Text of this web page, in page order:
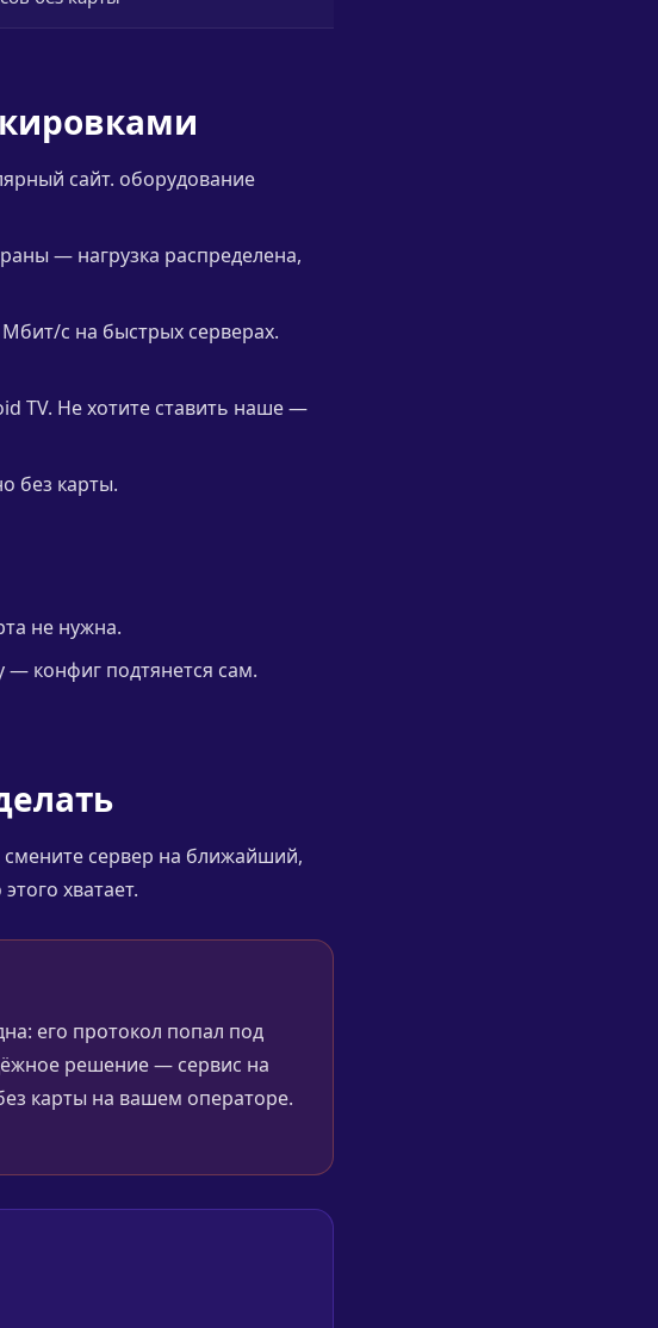
сайт. оборудование
— нагрузка распределена,
с на быстрых серверах.
TV. Не хотите ставить наше —
без карты.
не нужна.
конфиг подтянется сам.
сервер на ближайший,
хватает.
его протокол попал под
решение — сервис на
карты на вашем операторе.